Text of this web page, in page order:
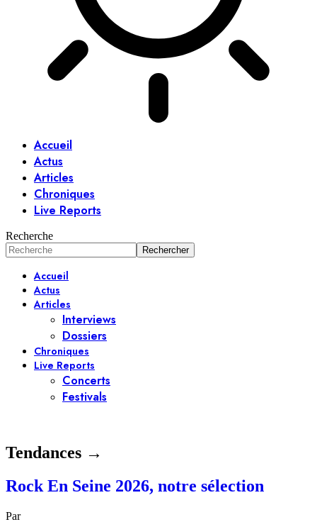
Accueil
Actus
Articles
Chroniques
Live Reports
Recherche
Accueil
Actus
Articles
Interviews
Dossiers
Chroniques
Live Reports
Concerts
Festivals
Tendances →
Rock En Seine 2026, notre sélection
Par